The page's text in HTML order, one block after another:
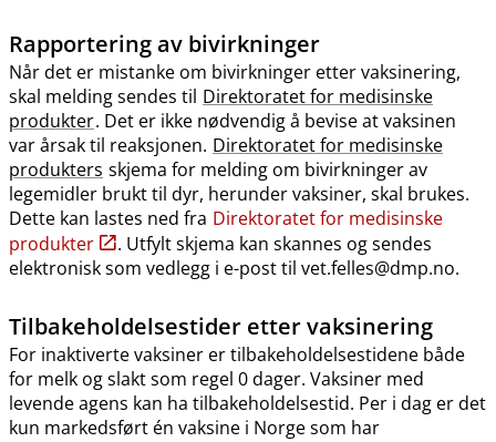
Rapportering av bivirkninger
Når det er mistanke om bivirkninger etter vaksinering,
skal melding sendes til Direktoratet for medisinske
produkter. Det er ikke nødvendig å bevise at vaksinen
var årsak til reaksjonen. Direktoratet for medisinske
produkters skjema for melding om bivirkninger av
legemidler brukt til dyr, herunder vaksiner, skal brukes.
Dette kan lastes ned fra Direktoratet for medisinske
produkter
. Utfylt skjema kan skannes og sendes
elektronisk som vedlegg i e-post til vet.felles@dmp.no.
Tilbakeholdelsestider etter vaksinering
For inaktiverte vaksiner er tilbakeholdelsestidene både
for melk og slakt som regel 0 dager. Vaksiner med
levende agens kan ha tilbakeholdelsestid. Per i dag er det
kun markedsført én vaksine i Norge som har